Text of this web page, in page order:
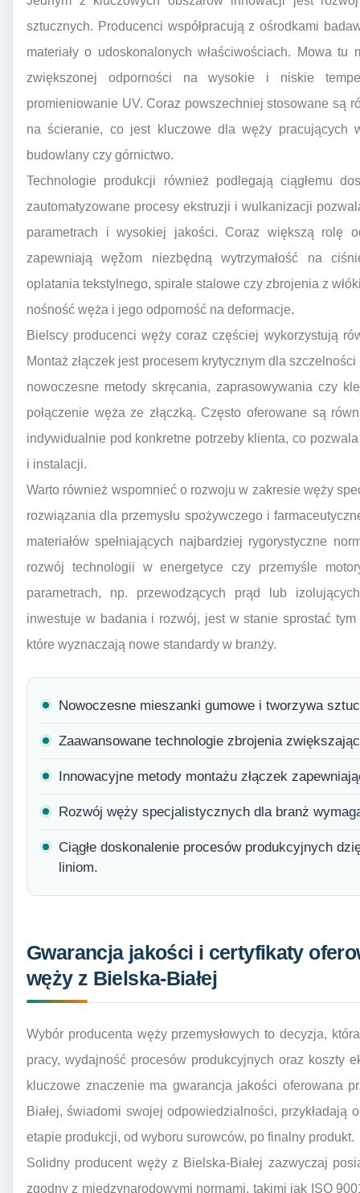
sztucznych. Producenci współpracują z ośrodkami
materiały o udoskonalonych właściwościach. Mowa
zwiększonej odporności na wysokie i niskie
promieniowanie UV. Coraz powszechniej stosowane są
na ścieranie, co jest kluczowe dla węży pracujących
budowlany czy górnictwo.
Technologie produkcji również podlegają ciągłemu
zautomatyzowane procesy ekstruzji i wulkanizacji
parametrach i wysokiej jakości. Coraz większą rolę
zapewniają węžom niezbędną wytrzymałość na
oplatania tekstylnego, spirale stalowe czy zbrojenia z
nośność węża i jego odporność na deformacje.
Bielscy producenci węży coraz częściej wykorzystują
Montaż złączek jest procesem krytycznym dla
nowoczesne metody skręcania, zaprasowywania czy
połączenie węża ze złączką. Często oferowane są
indywidualnie pod konkretne potrzeby klienta, co
i instalacji.
Warto również wspomnieć o rozwoju w zakresie węży
rozwiązania dla przemysłu spożywczego i
materiałów spełniających najbardziej rygorystyczne
rozwój technologii w energetyce czy przemyśle
parametrach, np. przewodzących prąd lub
inwestuje w badania i rozwój, jest w stanie sprostać
które wyznaczają nowe standardy w branży.
Nowoczesne mieszanki gumowe i tworzywa
Zaawansowane technologie zbrojenia
Innowacyjne metody montażu złączek
Rozwój węży specjalistycznych dla branż
Ciągłe doskonalenie procesów produkcyjnych
liniom.
Gwarancja jakości i certyfikaty
węży z Bielska-Białej
Wybór producenta węży przemysłowych to decyzja,
pracy, wydajność procesów produkcyjnych oraz koszty
kluczowe znaczenie ma gwarancja jakości oferowana
Białej, świadomi swojej odpowiedzialności,
etapie produkcji, od wyboru surowców, po finalny produkt.
Solidny producent węży z Bielska-Białej zazwyczaj
zgodny z międzynarodowymi normami, takimi jak ISO